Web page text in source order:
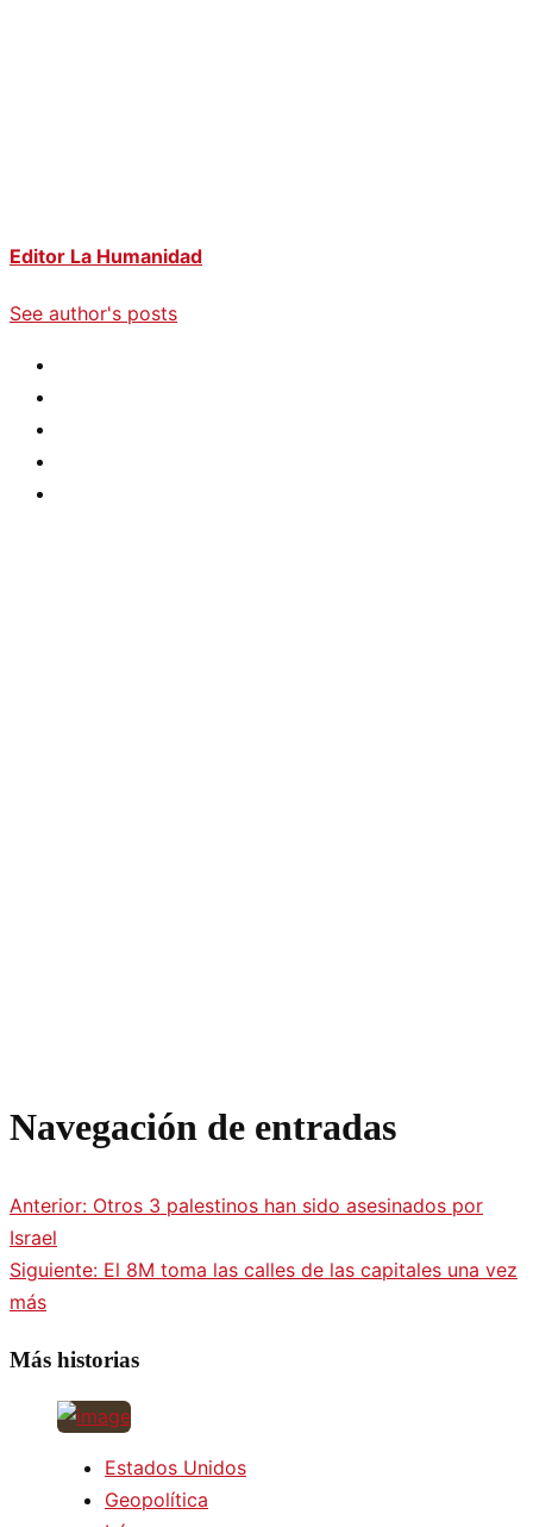
Editor La Humanidad
See author's posts
Navegación de entradas
Anterior: Otros 3 palestinos han sido asesinados por
Israel
Siguiente: El 8M toma las calles de las capitales una vez
más
Más historias
Estados Unidos
Geopolítica